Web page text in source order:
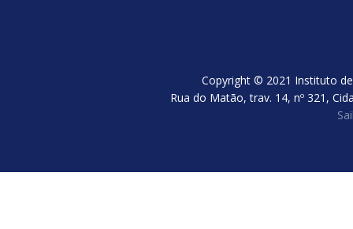
Copyright © 2021 Instituto
Rua do Matão, trav. 14, nº 321,